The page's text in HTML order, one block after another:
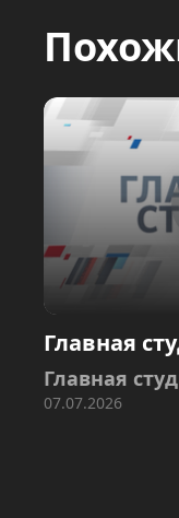
Главная
Главная
07.07.2026